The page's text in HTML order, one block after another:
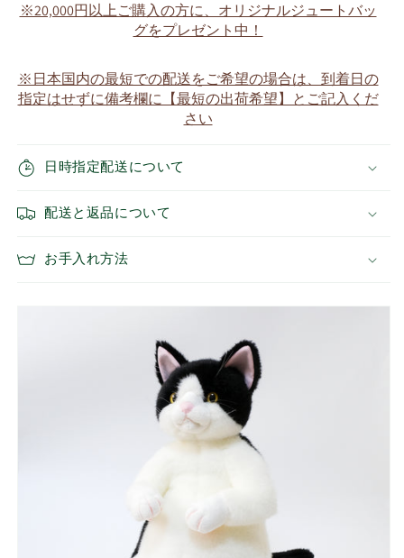
す
す
※20,000円以上ご購入の方に、オリジナルジュートバッ
グをプレゼント中！
※日本国内の最短での配送をご希望の場合は、到着日の
指定はせずに備考欄に【最短の出荷希望】とご記入くだ
さい
日時指定配送について
配送と返品について
お手入れ方法